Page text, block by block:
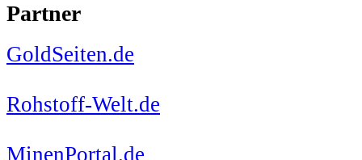
Partner
GoldSeiten.de
Rohstoff-Welt.de
MinenPortal.de